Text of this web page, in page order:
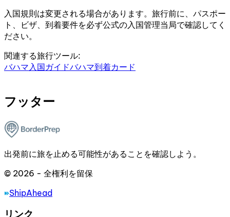
入国規則は変更される場合があります。旅行前に、パスポー
ト、ビザ、到着要件を必ず公式の入国管理当局で確認してく
ださい。
関連する旅行ツール:
バハマ入国ガイドバハマ到着カード
フッター
出発前に旅を止める可能性があることを確認しよう。
© 2026 - 全権利を留保
ShipAhead
リンク